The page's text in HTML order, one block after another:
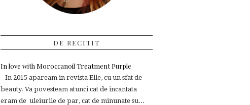
DE RECITIT
In love with Moroccanoil Treatment Purple
In 2015 apaream in revista Elle, cu un sfat de
beauty. Va povesteam atunci cat de incantata
eram de uleiurile de par, cat de minunate su...